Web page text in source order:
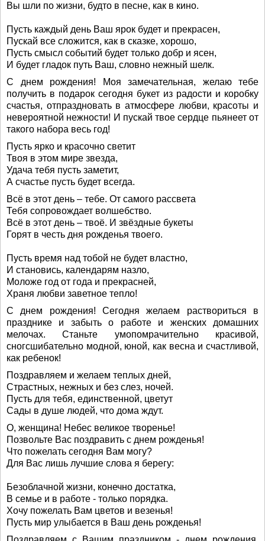
Вы шли по жизни, будто в песне, как в кино.
Пусть каждый день Ваш ярок будет и прекрасен,
Пускай все сложится, как в сказке, хорошо,
Пусть смысл событий будет только добр и ясен,
И будет гладок путь Ваш, словно нежный шелк.
С днем рождения! Моя замечательная, желаю тебе
получить в подарок сегодня букет из радости и коробку
счастья, отпраздновать в атмосфере любви, красоты и
невероятной нежности! И пускай твое сердце пьянеет от
такого набора весь год!
Пусть ярко и красочно светит
Твоя в этом мире звезда,
Удача тебя пусть заметит,
А счастье пусть будет всегда.
Всё в этот день – тебе. От самого рассвета
Тебя сопровождает волшебство.
Всё в этот день – твоё. И звёздные букеты
Горят в честь дня рожденья твоего.
Пусть время над тобой не будет властно,
И становись, календарям назло,
Моложе год от года и прекрасней,
Храня любви заветное тепло!
С днем рождения! Сегодня желаем раствориться в
празднике и забыть о работе и женских домашних
мелочах. Станьте умопомрачительно красивой,
сногсшибательно модной, юной, как весна и счастливой,
как ребенок!
Поздравляем и желаем теплых дней,
Страстных, нежных и без слез, ночей.
Пусть для тебя, единственной, цветут
Сады в душе людей, что дома ждут.
О, женщина! Небес великое творенье!
Позвольте Вас поздравить с днем рожденья!
Что пожелать сегодня Вам могу?
Для Вас лишь лучшие слова я берегу:
Безоблачной жизни, конечно достатка,
В семье и в работе - только порядка.
Хочу пожелать Вам цветов и везенья!
Пусть мир улыбается в Ваш день рожденья!